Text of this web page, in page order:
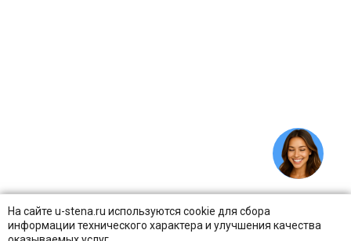
На сайте u-stena.ru используются cookie для сбора
информации технического характера и улучшения качества